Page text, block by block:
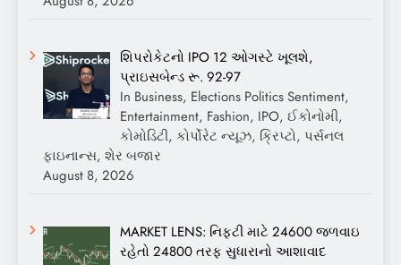
શિપરોકેટનો IPO 12 ઓગસ્ટે ખૂલશે,
પ્રાઇસબેન્ડ રૂ. 92-97
In Business, Elections Politics Sentiment,
Entertainment, Fashion, IPO, ઈકોનોમી,
કોમોડિટી, કોર્પોરેટ ન્યૂઝ, ક્રિપ્ટો, પર્સનલ
ફાઇનાન્સ, શેર બજાર
August 8, 2026
MARKET LENS: નિફ્ટી માટે 24600 જળવાઇ
રહેતો 24800 તરફ સુધારાનો આશાવાદ